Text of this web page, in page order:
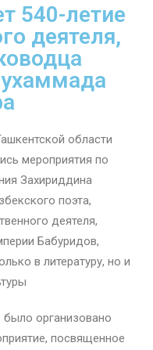
540-летие
деятеля,
области
мероприятия по
Захириддина
поэта,
деятеля,
Бабуридов,
в литературу, но и
организовано
посвященное